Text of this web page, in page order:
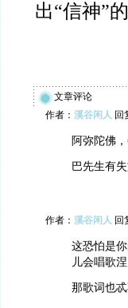
出“信神”
文章评论
作者： 溪谷闲人 回
阿弥陀佛
巴先生有
作者： 溪谷闲人 回
这恐怕是
儿会唱歌涅
那歌词也忒